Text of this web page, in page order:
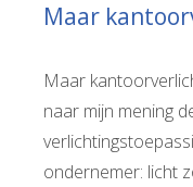
Maar
Maar
naar mijn mening
ondernemer: licht